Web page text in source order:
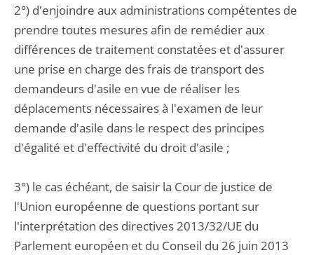
2°) d'enjoindre aux administrations compétentes de
prendre toutes mesures afin de remédier aux
différences de traitement constatées et d'assurer
une prise en charge des frais de transport des
demandeurs d'asile en vue de réaliser les
déplacements nécessaires à l'examen de leur
demande d'asile dans le respect des principes
d'égalité et d'effectivité du droit d'asile ;
3°) le cas échéant, de saisir la Cour de justice de
l'Union européenne de questions portant sur
l'interprétation des directives 2013/32/UE du
Parlement européen et du Conseil du 26 juin 2013